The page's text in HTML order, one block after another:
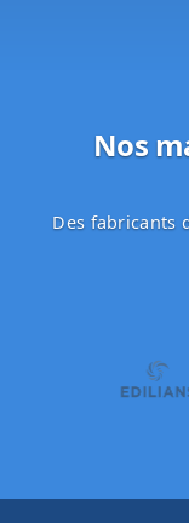
Nos
Des fabricants